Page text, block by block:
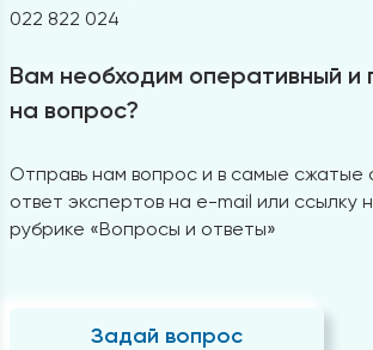
022 822 024
Вам необходим оперативный и
на вопрос?
Отправь нам вопрос и в самые сжатые
ответ экспертов на e-mail или ссылку
рубрике «Вопросы и ответы»
Задай вопрос